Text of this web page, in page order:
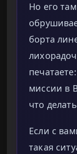
Но его
борта
миссии в
что
Если с
такая